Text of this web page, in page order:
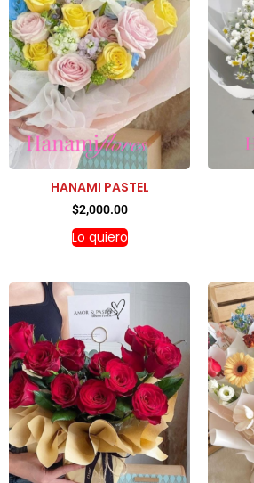
HANAMI PASTEL
$2,000.00
Lo quiero